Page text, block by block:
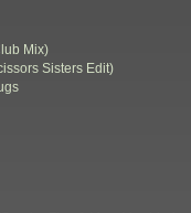
Mix)
Sisters Edit)